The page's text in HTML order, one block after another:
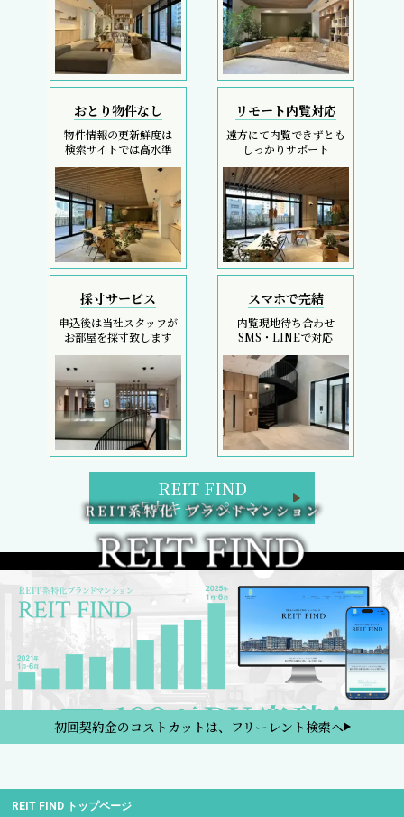
おとり物件なし
物件情報の更新鮮度は
検索サイトでは高水準
リモート内覧対応
遠方にて内覧できずとも
しっかりサポート
採寸サービス
申込後は当社スタッフが
お部屋を採寸致します
スマホで完結
内覧現地待ち合わせ
SMS・LINEで対応
REIT FIND
5大キャンペーン
初回契約金のコストカットは、フリーレント検索へ
REIT FIND トップページ